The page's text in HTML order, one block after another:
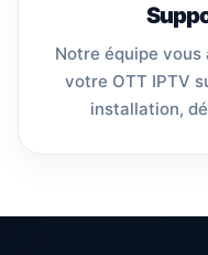
Notre équipe
votre OTT IPTV
installation,